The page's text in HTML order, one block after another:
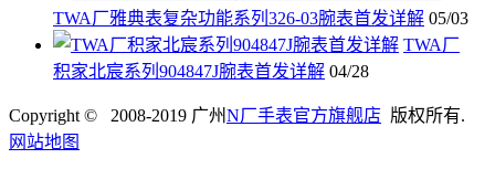
TWA厂雅典表复杂功能系列326-03腕表首发详解 05/03
TWA厂
积家北宸系列904847J腕表首发详解 04/28
Copyright © 2008-2019 广州N厂手表官方旗舰店 版权所有.
网站地图